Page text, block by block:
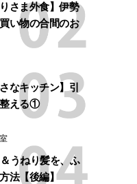
さま外食】伊勢
い物の合間のお
なキッチン】引
整える①
うねり髪を、ふ
法【後編】